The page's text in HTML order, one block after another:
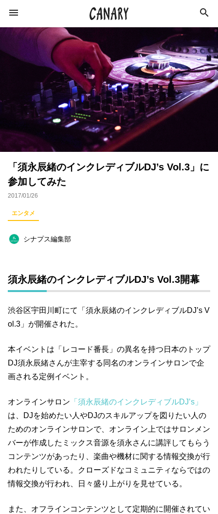
KEYWORD
キーワード
学び ラジオ
ライフスタイル ビジネス
エンターテインメント スキルアップ
俳優 特集
キーワード一覧
「須永辰緒のインクレディブルDJ’s Vol.3」に
参加してみた
2017/01/26
エンタメ
シナプス編集部
須永辰緒のインクレディブルDJ’s Vol.3開幕
渋谷区宇田川町にて「須永辰緒のインクレディブルDJ’s V
ol.3」が開催された。
本イベントは「レコード番長」の異名を持つ日本のトップ
DJ須永辰緒さんが主宰する同名のオンラインサロンで企
画される定例イベント。
オンラインサロン 「須永辰緒のインクレディブルDJ’s」
は、DJを始めたい人やDJのスキルアップを図りたい人の
ためのオンラインサロンで、オンライン上ではサロンメン
バーが作成したミックス音源を須永さんに講評してもらう
コンテンツがあったり、楽曲や機材に関する情報交換が行
われたりしている。クローズドなコミュニティならではの
情報交換が行われ、日々盛り上がりを見せている。
また、オフラインコンテンツとして定期的に開催されてい